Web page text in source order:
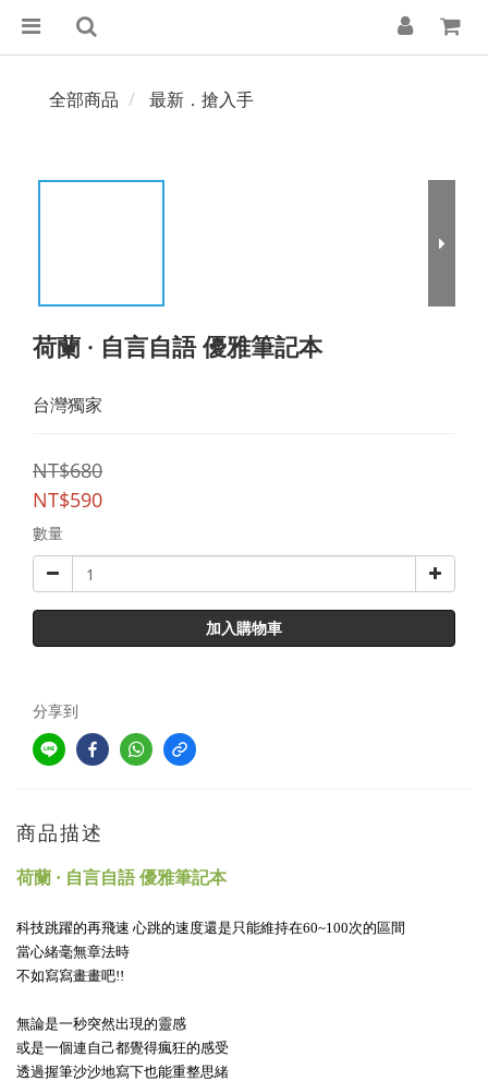
全部商品 最新．搶入手
荷蘭 · 自言自語 優雅筆記本
台灣獨家
NT$680
NT$590
數量
加入購物車
分享到
商品描述
荷蘭 · 自言自語 優雅筆記本
科技跳躍的再飛速 心跳的速度還是只能維持在60~100次的區間
當心緒毫無章法時
不如寫寫畫畫吧!!
無論是一秒突然出現的靈感
或是一個連自己都覺得瘋狂的感受
透過握筆沙沙地寫下也能重整思緒